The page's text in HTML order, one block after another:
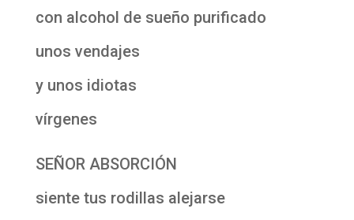
con alcohol de sueño purificado
unos vendajes
y unos idiotas
vírgenes
SEÑOR ABSORCIÓN
siente tus rodillas alejarse